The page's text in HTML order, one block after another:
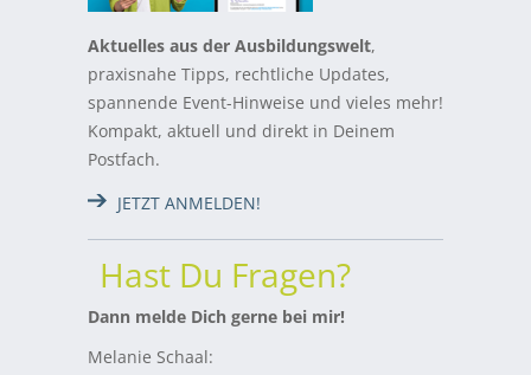
Aktuelles aus der Ausbildungswelt,
praxisnahe Tipps, rechtliche Updates,
spannende Event-Hinweise und vieles mehr!
Kompakt, aktuell und direkt in Deinem
Postfach.
JETZT ANMELDEN!
Hast Du Fragen?
Dann melde Dich gerne bei mir!
Melanie Schaal: